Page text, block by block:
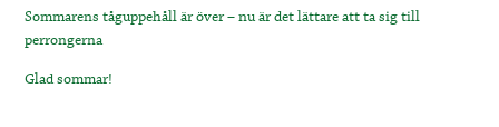
Sommarens tåguppehåll är över – nu är det lättare att ta sig till
perrongerna
Glad sommar!